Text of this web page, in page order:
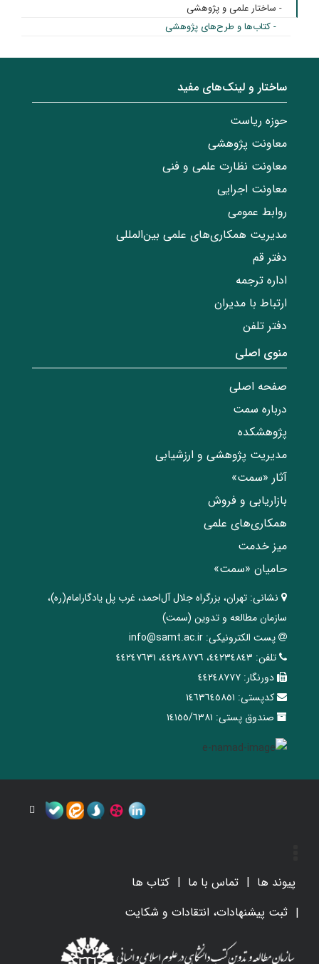
- ساختار علمی و پژوهشی
- کتاب‌ها و طرح‌های پژوهشی
ساختار‌‌ و‌‌ لینک‌های مفید
حوزه ریاست
معاونت پژوهشی
معاونت نظارت علمی و فنی
معاونت اجرایی
روابط عمومی
مدیریت همکاری‌های علمی بین‌المللی
دفتر قم
اداره ترجمه
ارتباط با مدیران
دفتر تلفن
منوی اصلی
صفحه اصلی
درباره سمت
پژوهشکده
مدیریت پژوهشی و ارزشیابی
آثار «سمت»
بازاریابی و فروش
همکاری‌های علمی
میز خدمت
حامیان «سمت»
نشانی: تهران، ‌بزرگراه ‌جلال آل‌احمد، غرب پل يادگار‌امام(ره)‌،
سازمان مطالعه و تدوین‌ (سمت)
پست الکترونیکی: info@samt.ac.ir
تلفن: ٤٤٢٣٤٨٤٣، ٤٤٢٤٨٧٧٦، ٤٤٢٤٧٦٣١
دورنگار: ٤٤٢٤٨٧٧٧
کدپستی: ١٤٦٣٦٤٥٨٥١
صندوق پستی: ١٤١٥٥/٦٣٨١
پیوند ها تماس با ما
کتاب ها
ثبت پیشنهادات، انتقادات و شکایت